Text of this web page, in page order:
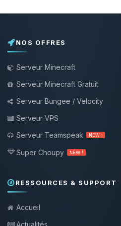
NOS OFFRES
Serveur Minecraft
Serveur Minecraft Gratuit
Serveur Bungee / Velocity
Serveur VPS
Serveur Teamspeak
NEW !
Super Choupy NEW !
RESSOURCES & SUPPORT
Accueil
Actualités